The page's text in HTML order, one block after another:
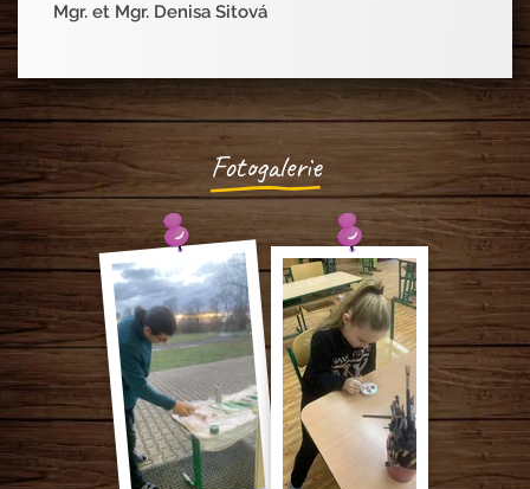
Mgr. et Mgr. Denisa Sitová
Fotogalerie